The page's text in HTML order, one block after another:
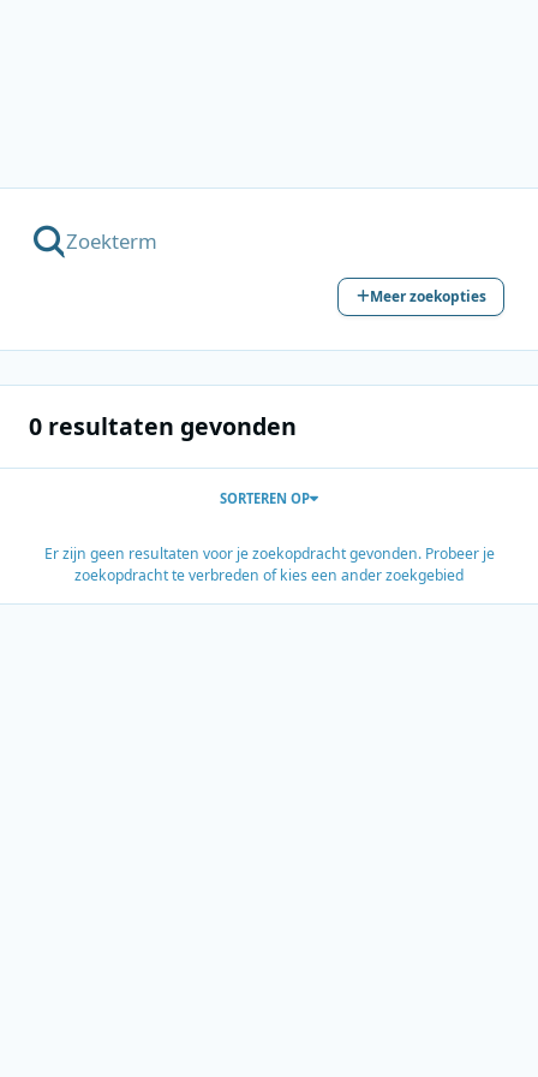
Meer zoekopties
0 resultaten gevonden
SORTEREN OP
Er zijn geen resultaten voor je zoekopdracht gevonden. Probeer je
zoekopdracht te verbreden of kies een ander zoekgebied